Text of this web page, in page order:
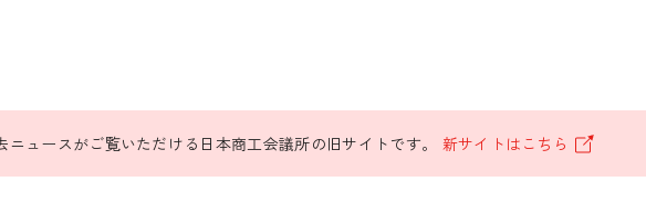
ニュースがご覧いただける日本商工会議所の旧サイトです。 新サイトはこちら